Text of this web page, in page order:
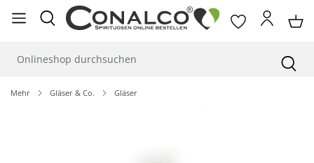
springen
Mehr Gläser & Co. Gläser